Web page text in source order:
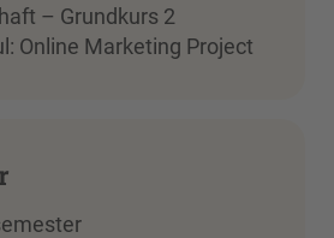
– Grundkurs 2
Online Marketing Project